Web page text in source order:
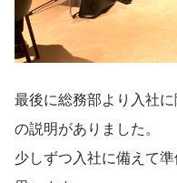
最後に総務部より入社
の説明がありました。
少しずつ入社に備えて